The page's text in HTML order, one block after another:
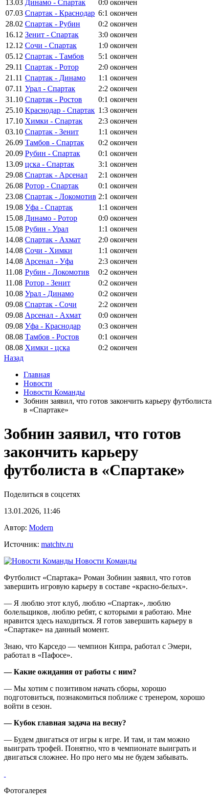
13.03 Динамо - Спартак 0:0 окончен
07.03 Спартак - Краснодар 6:1 окончен
28.02 Спартак - Рубин 0:2 окончен
16.12 Зенит - Спартак 3:0 окончен
12.12 Сочи - Спартак 1:0 окончен
05.12 Спартак - Тамбов 5:1 окончен
29.11 Спартак - Ротор 2:0 окончен
21.11 Спартак - Динамо 1:1 окончен
07.11 Урал - Спартак 2:2 окончен
31.10 Спартак - Ростов 0:1 окончен
25.10 Краснодар - Спартак 1:3 окончен
17.10 Химки - Спартак 2:3 окончен
03.10 Спартак - Зенит 1:1 окончен
26.09 Тамбов - Спартак 0:2 окончен
20.09 Рубин - Спартак 0:1 окончен
13.09 цска - Спартак 3:1 окончен
29.08 Спартак - Арсенал 2:1 окончен
26.08 Ротор - Спартак 0:1 окончен
23.08 Спартак - Локомотив 2:1 окончен
19.08 Уфа - Спартак 1:1 окончен
15.08 Динамо - Ротор 0:0 окончен
15.08 Рубин - Урал 1:1 окончен
14.08 Спартак - Ахмат 2:0 окончен
14.08 Сочи - Химки 1:1 окончен
14.08 Арсенал - Уфа 2:3 окончен
11.08 Рубин - Локомотив 0:2 окончен
11.08 Ротор - Зенит 0:2 окончен
10.08 Урал - Динамо 0:2 окончен
09.08 Спартак - Сочи 2:2 окончен
09.08 Арсенал - Ахмат 0:0 окончен
09.08 Уфа - Краснодар 0:3 окончен
08.08 Тамбов - Ростов 0:1 окончен
08.08 Химки - цска 0:2 окончен
Назад
Главная
Новости
Новости Команды
Зобнин заявил, что готов закончить карьеру футболиста
в «Спартаке»
Зобнин заявил, что готов
закончить карьеру
футболиста в «Спартаке»
Поделиться в соцсетях
13.01.2026, 11:46
Автор: Modern
Источник: matchtv.ru
Новости Команды
Футболист «Спартака» Роман Зобнин заявил, что готов
завершить игровую карьеру в составе «красно‑белых».
— Я люблю этот клуб, люблю «Спартак», люблю
болельщиков, люблю ребят, с которыми я работаю. Мне
нравится здесь находиться. Я готов завершить карьеру в
«Спартаке» на данный момент.
Знаю, что Карседо — чемпион Кипра, работал с Эмери,
работал в «Пафосе».
— Какие ожидания от работы с ним?
— Мы хотим с позитивом начать сборы, хорошо
подготовиться, познакомиться поближе с тренером, хорошо
войти в сезон.
— Кубок главная задача на весну?
— Будем двигаться от игры к игре. И там, и там можно
выиграть трофей. Понятно, что в чемпионате выиграть и
двигаться сложнее. Но про него мы не будем забывать.
Фотогалерея